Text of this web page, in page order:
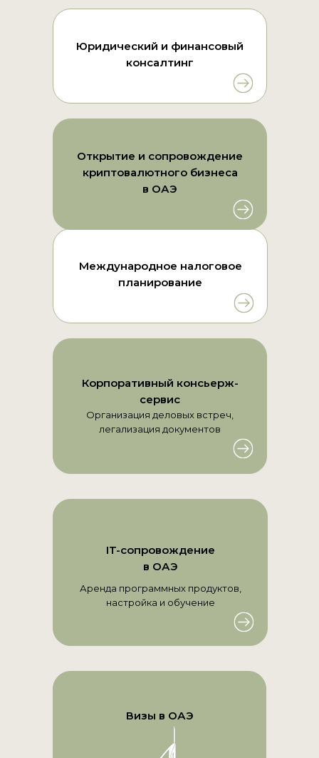
Визы в ОАЭ
IT-сопровождение
в ОАЭ
Аренда программных продуктов,
настройка и обучение
Международное налоговое
планирование
Открытие и сопровождение
криптовалютного бизнеса
в ОАЭ
Юридический и финансовый
консалтинг
Корпоративный консьерж-
сервис
Организация деловых встреч,
легализация документов